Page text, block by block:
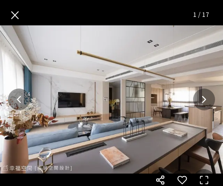
山嵐｜現代風｜108坪 — 完整
× 1 / 17